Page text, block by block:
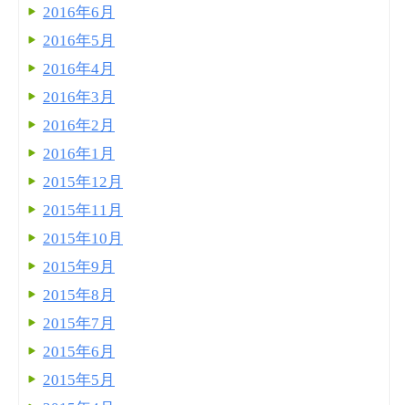
2016年6月
2016年5月
2016年4月
2016年3月
2016年2月
2016年1月
2015年12月
2015年11月
2015年10月
2015年9月
2015年8月
2015年7月
2015年6月
2015年5月